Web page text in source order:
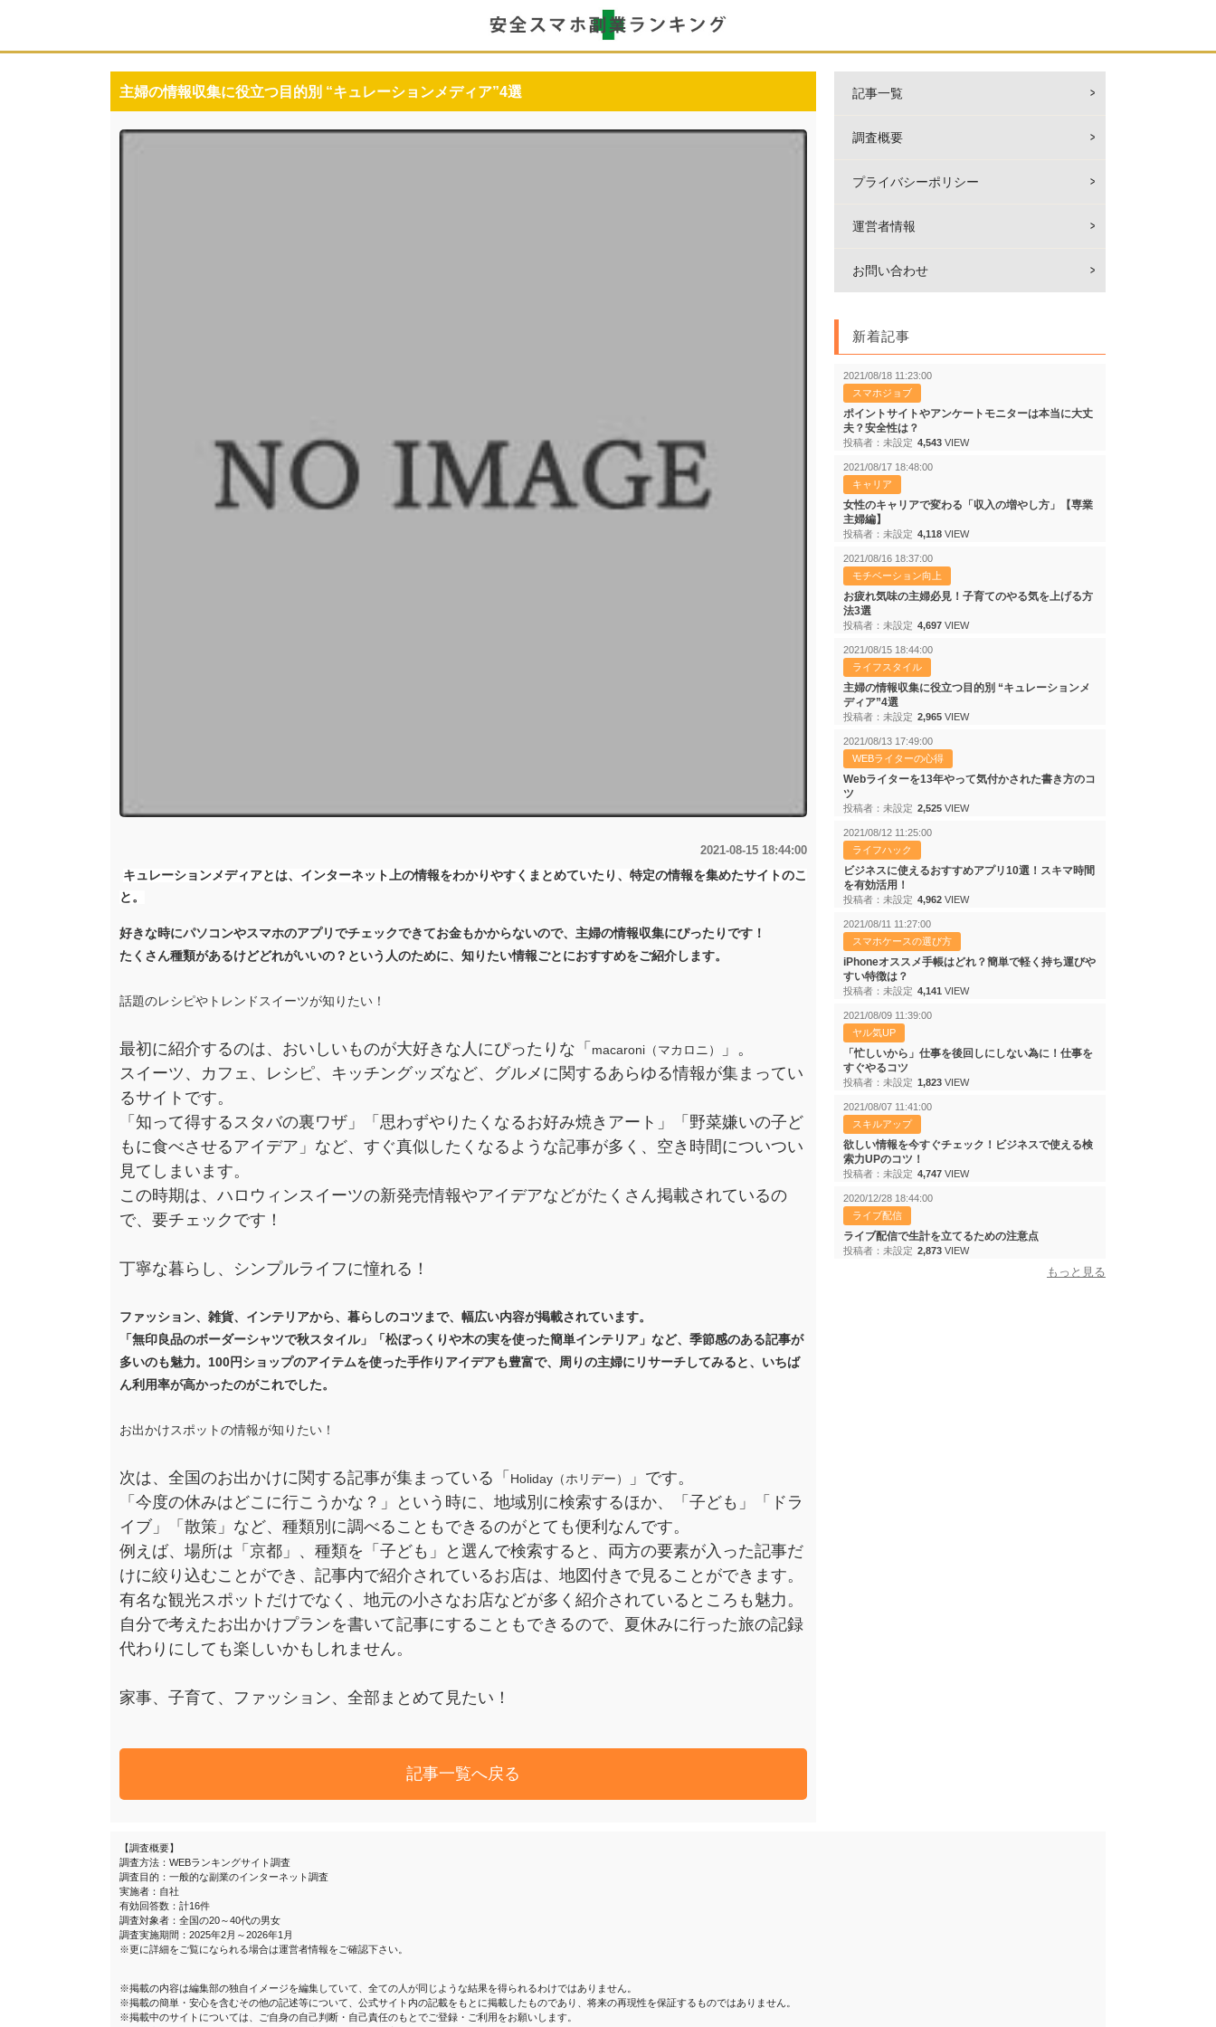
主婦の情報収集に役立つ目的別 “キュレーションメディア”4選
2021-08-15 18:44:00
キュレーションメディアとは、インターネット上の情報をわかりやすくまとめていたり、特定の情報を集めたサイトのこ
と。
好きな時にパソコンやスマホのアプリでチェックできてお金もかからないので、主婦の情報収集にぴったりです！
たくさん種類があるけどどれがいいの？という人のために、知りたい情報ごとにおすすめをご紹介します。
話題のレシピやトレンドスイーツが知りたい！
最初に紹介するのは、おいしいものが大好きな人にぴったりな「 macaroni（マカロニ）
」。
スイーツ、カフェ、レシピ、キッチングッズなど、グルメに関するあらゆる情報が集まってい
るサイトです。
「知って得するスタバの裏ワザ」「思わずやりたくなるお好み焼きアート」「野菜嫌いの子ど
もに食べさせるアイデア」など、すぐ真似したくなるような記事が多く、空き時間についつい
見てしまいます。
この時期は、ハロウィンスイーツの新発売情報やアイデアなどがたくさん掲載されているの
で、要チェックです！
丁寧な暮らし、シンプルライフに憧れる！
ファッション、雑貨、インテリアから、暮らしのコツまで、幅広い内容が掲載されています。
「無印良品のボーダーシャツで秋スタイル」「松ぼっくりや木の実を使った簡単インテリア」など、季節感のある記事が
多いのも魅力。100円ショップのアイテムを使った手作りアイデアも豊富で、周りの主婦にリサーチしてみると、いちば
ん利用率が高かったのがこれでした。
お出かけスポットの情報が知りたい！
次は、全国のお出かけに関する記事が集まっている「 Holiday（ホリデー）
」です。
「今度の休みはどこに行こうかな？」という時に、地域別に検索するほか、「子ども」「ドラ
イブ」「散策」など、種類別に調べることもできるのがとても便利なんです。
例えば、場所は「京都」、種類を「子ども」と選んで検索すると、両方の要素が入った記事だ
けに絞り込むことができ、記事内で紹介されているお店は、地図付きで見ることができます。
有名な観光スポットだけでなく、地元の小さなお店などが多く紹介されているところも魅力。
自分で考えたお出かけプランを書いて記事にすることもできるので、夏休みに行った旅の記録
代わりにしても楽しいかもしれません。
家事、子育て、ファッション、全部まとめて見たい！
記事一覧へ戻る
記事一覧
調査概要
プライバシーポリシー
運営者情報
お問い合わせ
新着記事
2021/08/18 11:23:00
スマホジョブ
ポイントサイトやアンケートモニターは本当に大丈
夫？安全性は？
投稿者：未設定 4,543 VIEW
2021/08/17 18:48:00
キャリア
女性のキャリアで変わる「収入の増やし方」【専業
主婦編】
投稿者：未設定 4,118 VIEW
2021/08/16 18:37:00
モチベーション向上
お疲れ気味の主婦必見！子育てのやる気を上げる方
法3選
投稿者：未設定 4,697 VIEW
2021/08/15 18:44:00
ライフスタイル
主婦の情報収集に役立つ目的別 “キュレーションメ
ディア”4選
投稿者：未設定 2,965 VIEW
2021/08/13 17:49:00
WEBライターの心得
Webライターを13年やって気付かされた書き方のコ
ツ
投稿者：未設定 2,525 VIEW
2021/08/12 11:25:00
ライフハック
ビジネスに使えるおすすめアプリ10選！スキマ時間
を有効活用！
投稿者：未設定 4,962 VIEW
2021/08/11 11:27:00
スマホケースの選び方
iPhoneオススメ手帳はどれ？簡単で軽く持ち運びや
すい特徴は？
投稿者：未設定 4,141 VIEW
2021/08/09 11:39:00
ヤル気UP
「忙しいから」仕事を後回しにしない為に！仕事を
すぐやるコツ
投稿者：未設定 1,823 VIEW
2021/08/07 11:41:00
スキルアップ
欲しい情報を今すぐチェック！ビジネスで使える検
索力UPのコツ！
投稿者：未設定 4,747 VIEW
2020/12/28 18:44:00
ライブ配信
ライブ配信で生計を立てるための注意点
投稿者：未設定 2,873 VIEW
もっと見る
【調査概要】
調査方法：WEBランキングサイト調査
調査目的：一般的な副業のインターネット調査
実施者：自社
有効回答数：計16件
調査対象者：全国の20～40代の男女
調査実施期間：2025年2月～2026年1月
※更に詳細をご覧になられる場合は運営者情報をご確認下さい。
※掲載の内容は編集部の独自イメージを編集していて、全ての人が同じような結果を得られるわけではありません。
※掲載の簡単・安心を含むその他の記述等について、公式サイト内の記載をもとに掲載したものであり、将来の再現性を保証するものではありません。
※掲載中のサイトについては、ご自身の自己判断・自己責任のもとでご登録・ご利用をお願いします。